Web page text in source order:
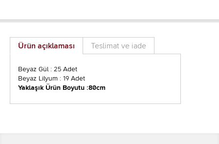
Ürün açıklaması Teslimat ve iade
Beyaz Gül : 25 Adet
Beyaz Lilyum : 19 Adet
Yaklaşık Ürün Boyutu :80cm